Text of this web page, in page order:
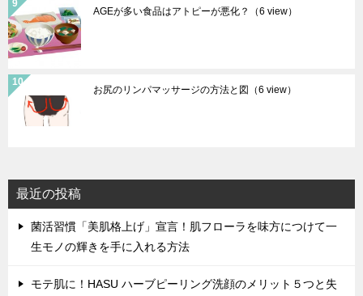
AGEが多い食品はアトピーが悪化？ （6 view）
お尻のリンパマッサージの方法と図 （6 view）
最近の投稿
菌活習慣「美肌格上げ」宣言！肌フローラを味方につけて一
生モノの輝きを手に入れる方法
モテ肌に！HASU ハーブピーリング洗顔のメリット５つと失